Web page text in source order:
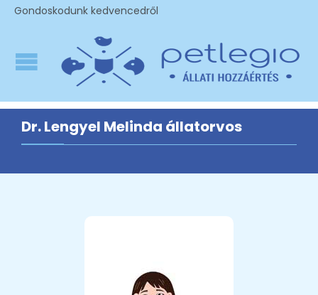
Gondoskodunk kedvencedről
Dr. Lengyel Melinda állatorvos